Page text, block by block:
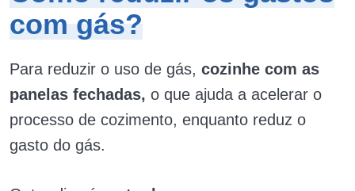
com gás?
Para reduzir o uso de gás, cozinhe com as
panelas fechadas, o que ajuda a acelerar o
processo de cozimento, enquanto reduz o
gasto do gás.